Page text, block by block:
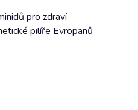
pro zdraví
pilíře Evropanů